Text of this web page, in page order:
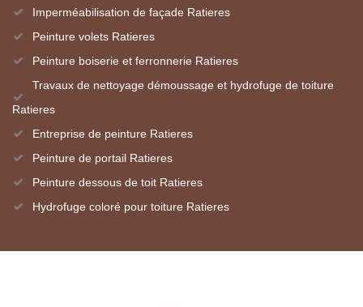
Imperméabilisation de façade Ratieres
Peinture volets Ratieres
Peinture boiserie et ferronnerie Ratieres
Travaux de nettoyage démoussage et hydrofuge de toiture
Ratieres
Entreprise de peinture Ratieres
Peinture de portail Ratieres
Peinture dessous de toit Ratieres
Hydrofuge coloré pour toiture Ratieres